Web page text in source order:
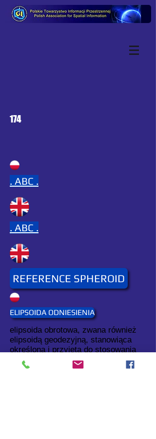
174
. ABC .
. ABC .
REFERENCE SPHEROID
ELIPSOIDA ODNIESIENIA
elipsoida obrotowa, zwana również
elipsoidą geodezyjną, stanowiąca
określoną i przyjętą do stosowania
globalną lub lokalną aproksymację
geoidy (patrz:
geoida